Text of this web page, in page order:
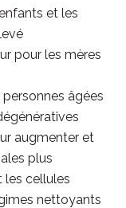
et les
pour les mères
âgées
augmenter et
plus
les cellules
nettoyants